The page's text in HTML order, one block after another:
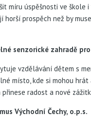
míru úspěšnosti ve škole
horší prospěch než by
senzorické zahradě
vzdělávání dětem s
místo, kde si mohou
radost a nové
Východní Čechy, o.p.s.